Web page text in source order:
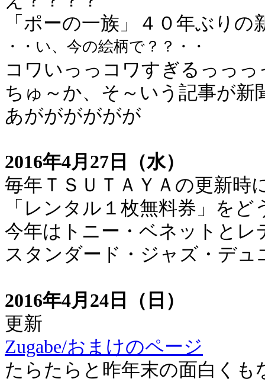
「ポーの一族」４０年ぶりの
・・い、今の絵柄で？？・・
コワいっっコワすぎるっっっ
ちゅ～か、そ～いう記事が新
あがががががが
2016年4月27日（水）
毎年ＴＳＵＴＡＹＡの更新時
「レンタル１枚無料券」を
今年はトニー・ベネットとレ
スタンダード・ジャズ・デ
2016年4月24日（日）
更新
Zugabe/おまけのページ
たらたらと昨年末の面白く